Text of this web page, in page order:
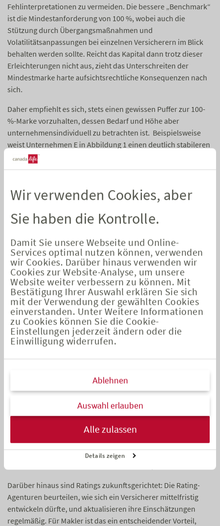
Wir verwenden Cookies, aber
Sie haben die Kontrolle.
Damit Sie unsere Webseite und Online-
Services optimal nutzen können, verwenden
wir Cookies. Darüber hinaus verwenden wir
Cookies zur Website-Analyse, um unsere
Website weiter verbessern zu können. Mit
Bestätigung Ihrer Auswahl erklären Sie sich
mit der Verwendung der gewählten Cookies
einverstanden. Unter Weitere Informationen
zu Cookies können Sie die Cookie-
Einstellungen jederzeit ändern oder die
Einwilligung widerrufen.
Details zeigen
Alle zulassen
Auswahl erlauben
Ablehnen
Fehlinterpretationen zu vermeiden. Die bessere „Benchmark“
ist die Mindestanforderung von 100 %, wobei auch die
Stützung durch Übergangsmaßnahmen und
Volatilitätsanpassungen bei einzelnen Versicherern im Blick
behalten werden sollte. Reicht das Kapital dann trotz dieser
Erleichterungen nicht aus, zieht das Unterschreiten der
Mindestmarke harte aufsichtsrechtliche Konsequenzen nach
sich.
Daher empfiehlt es sich, stets einen gewissen Puffer zur 100-
%-Marke vorzuhalten, dessen Bedarf und Höhe aber
unternehmensindividuell zu betrachten ist. Beispielsweise
weist Unternehmen E in Abbildung 1 einen deutlich stabileren
Zeitverlauf der Solvenzquote auf als Unternehmen B, obwohl
beide auf einem aktuell ähnlichen Niveau liegen.
höheren Sicherheitspuffer voraussetzen, um der starken
Schwankungsanfälligkeit angemessen Rechnung zu tragen.
Letzten Endes erfordert die ökonomische Einordnung der
den verwendeten Modellregeln. Ebenso wichtig ist auch die
spezifische Situation eines Unternehmens und die
Veränderungsdynamik über die Zeit. Dabei ist der
Handlungsspielraum, den ein Versicherer beispielsweise
durch Umschichtungen seiner Kapitalanlagen oder
Kapitalzuführungen aus dem Konzern nutzen und so seine
Solvenz bei Bedarf stärken kann, von Unternehmen zu
Unternehmen sehr unterschiedlich. Aus der öffentlichen
Solvency-II-Berichterstattung lassen sich hierzu jedoch nur
Ratings gehen deutlich weiter
Während die Solvenzquote eine regulatorische
Momentaufnahme liefert, betrachten Bonitätsratings einen
Versicherer ganzheitlich. Sie beziehen nicht nur
Kapitalausstattung und Risikotragfähigkeit ein, sondern etwa
auch die Ertragskraft, die Wachstumsfaktoren, die Stabilität
Darüber hinaus sind Ratings zukunftsgerichtet: Die Rating-
Agenturen beurteilen, wie sich ein Versicherer mittelfristig
entwickeln dürfte, und aktualisieren ihre Einschätzungen
regelmäßig. Für Makler ist das ein entscheidender Vorteil,